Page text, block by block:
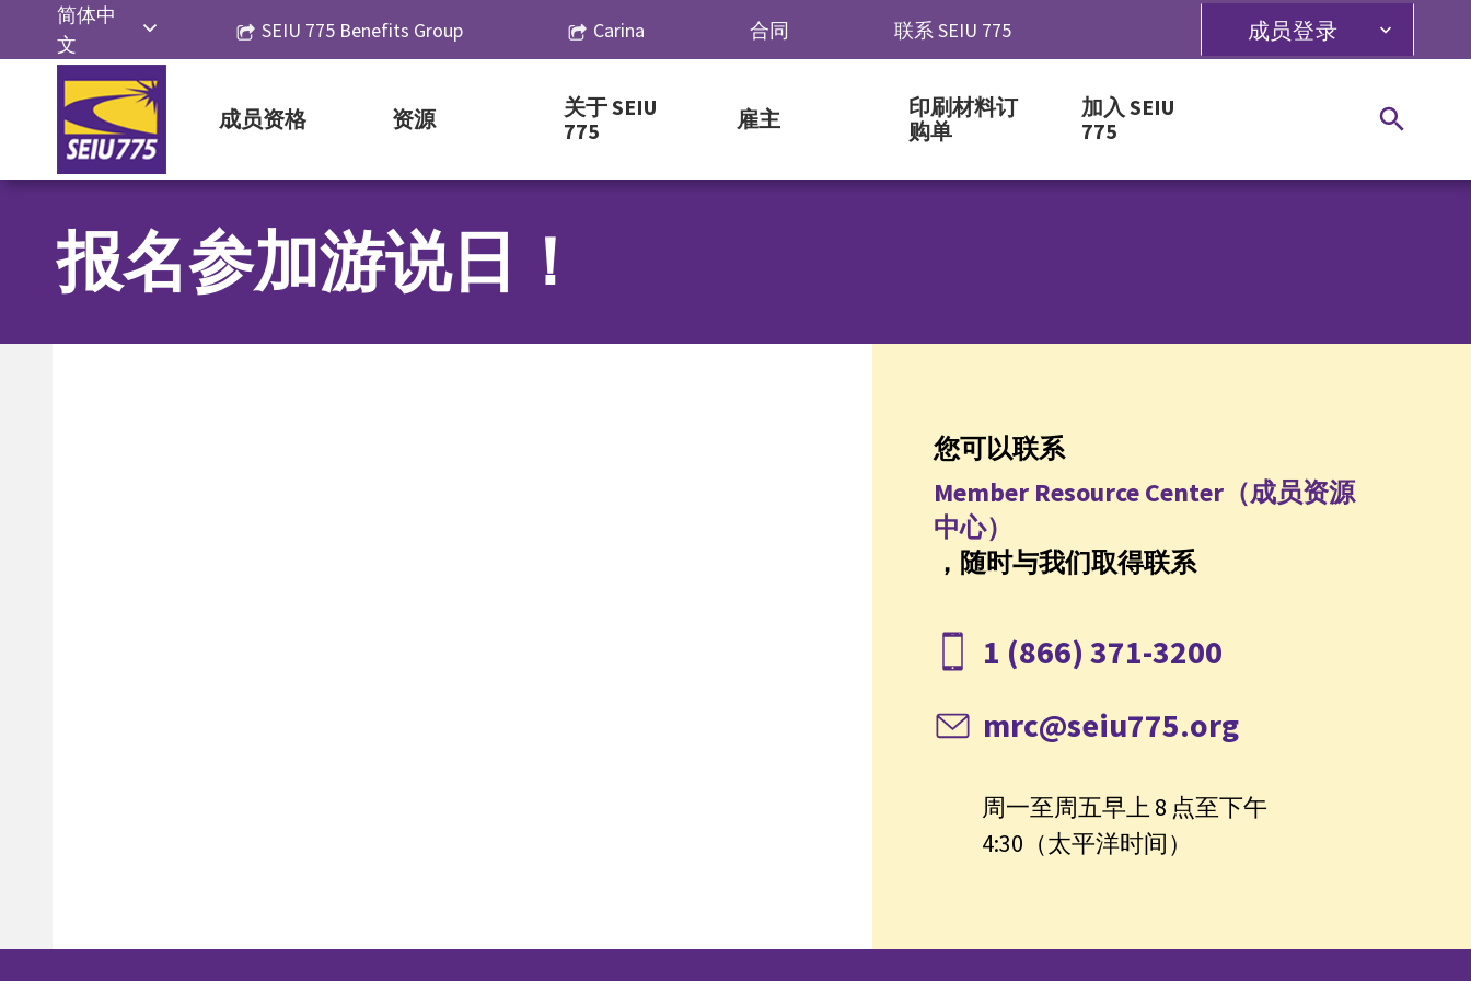
content
简体中
文
Русский
Español
SEIU 775 Benefits Group Carina 合同 联系 SEIU 775 成员登录
成员资格 资源
关于 SEIU
775
雇主
印刷材料订
购单
加入 SEIU
775
报名参加游说日！
您可以联系
Member Resource Center（成员资源
中心）
，随时与我们取得联系
1 (866) 371-3200
mrc@seiu775.org
周一至周五早上 8 点至下午
4:30（太平洋时间）